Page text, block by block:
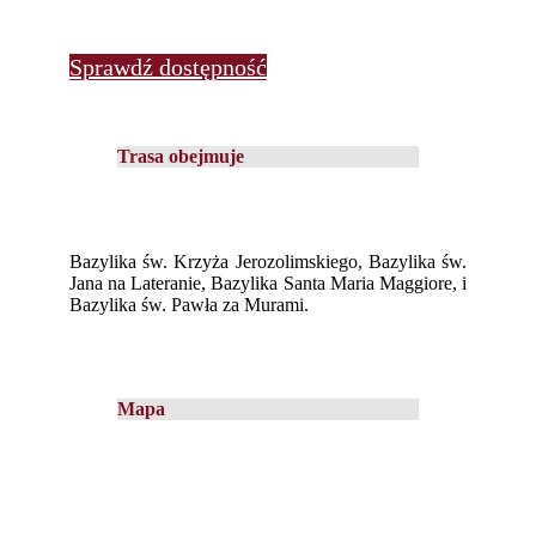
Sprawdź dostępność
Trasa obejmuje
Bazylika św. Krzyża Jerozolimskiego, Bazylika św.
Jana na Lateranie, Bazylika Santa Maria Maggiore, i
Bazylika św. Pawła za Murami.
Mapa